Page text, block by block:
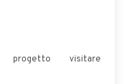
visitare